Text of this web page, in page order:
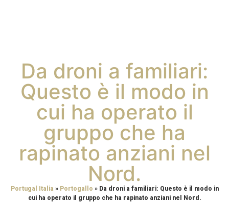
Da droni a familiari:
Questo è il modo in
cui ha operato il
gruppo che ha
rapinato anziani nel
Nord.
Portugal Italia » Portogallo » Da droni a familiari: Questo è il modo in
cui ha operato il gruppo che ha rapinato anziani nel Nord.